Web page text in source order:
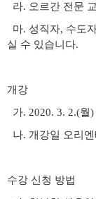
라. 오르간 전문
마. 성직자, 수도
실 수 있습니다.
개강
가. 2020. 3. 2.(월)
나. 개강일 오리
수강 신청 방법